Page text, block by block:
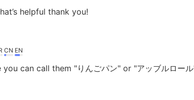
helpful thank you!
CN EN
you can call them "りんごパン" or "アッブルロー